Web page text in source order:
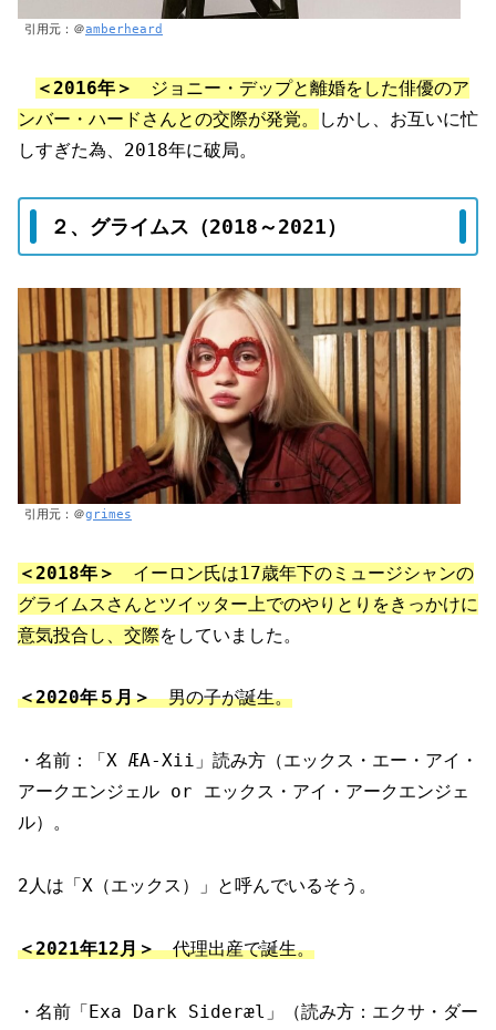
引用元：＠amberheard
＜2016年＞
ジョニー・デップと離婚をした俳優のア
ンバー・ハードさんとの交際が発覚。
しかし、お互いに忙
しすぎた為、2018年に破局。
２、グライムス（2018～2021）
引用元：＠grimes
＜2018年＞
イーロン氏は17歳年下のミュージシャンの
グライムスさんとツイッター上でのやりとりをきっかけに
意気投合し、交際をしていました。
＜2020年５月＞男の子が誕生。
・名前：「X ÆA-Xii」読み方（エックス・エー・アイ・
アークエンジェル or エックス・アイ・アークエンジェ
ル）。
2人は「X（エックス）」と呼んでいるそう。
＜2021年12月＞代理出産で誕生。
・名前「Exa Dark Sideræl」（読み方：エクサ・ダー